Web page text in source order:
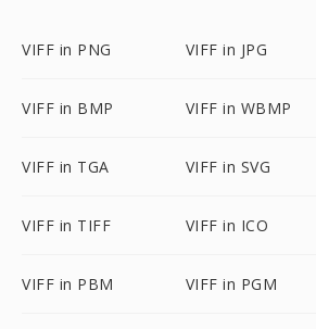
VIFF in PNG VIFF in JPG
VIFF in BMP VIFF in WBMP
VIFF in TGA VIFF in SVG
VIFF in TIFF VIFF in ICO
VIFF in PBM VIFF in PGM